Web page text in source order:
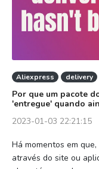
Aliexpress delivery
Por que um pacote
'entregue' quando
2023-01-03 22:21:15
Há momentos em
através do site ou